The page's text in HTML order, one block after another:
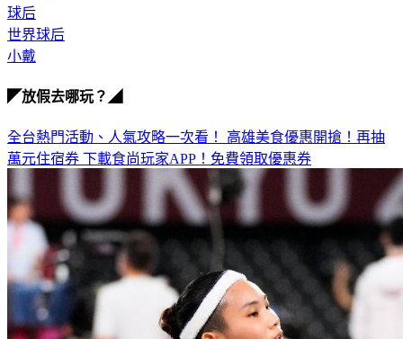
球后
世界球后
小戴
◤放假去哪玩？◢
全台熱門活動、人氣攻略一次看！ 高雄美食優惠開搶！再抽
萬元住宿券 下載食尚玩家APP！免費領取優惠券